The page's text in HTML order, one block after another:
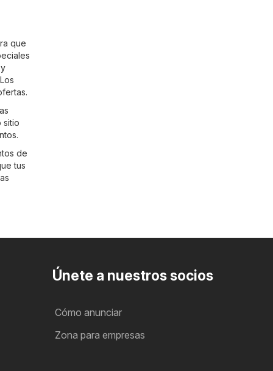
que
sitio
de
tus
Únete a nuestros socios
Cómo anunciar
Zona para empresas